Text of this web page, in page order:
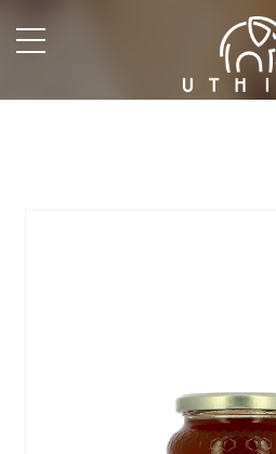
undefined